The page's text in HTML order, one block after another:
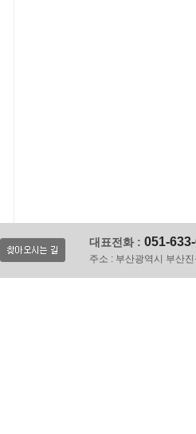
대표전화 : 051-
주소 : 부산광역시 부산